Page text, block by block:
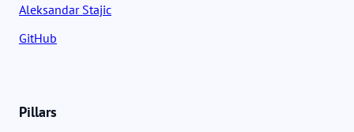
Aleksandar Stajic
GitHub
Pillars